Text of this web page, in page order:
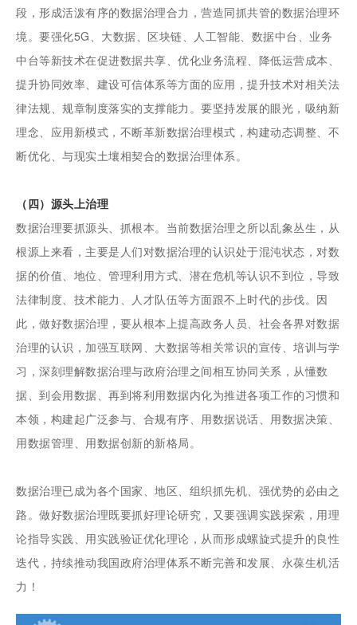
段，形成活泼有序的数据治理合力，营造同抓共管的数据治理环
境。要强化5G、大数据、区块链、人工智能、数据中台、业务
中台等新技术在促进数据共享、优化业务流程、降低运营成本、
提升协同效率、建设可信体系等方面的应用，提升技术对相关法
律法规、规章制度落实的支撑能力。要坚持发展的眼光，吸纳新
理念、应用新模式，不断革新数据治理模式，构建动态调整、不
断优化、与现实土壤相契合的数据治理体系。
（四）源头上治理
数据治理要抓源头、抓根本。当前数据治理之所以乱象丛生，从
根源上来看，主要是人们对数据治理的认识处于混沌状态，对数
据的价值、地位、管理利用方式、潜在危机等认识不到位，导致
法律制度、技术能力、人才队伍等方面跟不上时代的步伐。因
此，做好数据治理，要从根本上提高政务人员、社会各界对数据
治理的认识，加强互联网、大数据等相关常识的宣传、培训与学
习，深刻理解数据治理与政府治理之间相互协同关系，从懂数
据、到会用数据、再到将利用数据内化为推进各项工作的习惯和
本领，构建起广泛参与、合规有序、用数据说话、用数据决策、
用数据管理、用数据创新的新格局。
数据治理已成为各个国家、地区、组织抓先机、强优势的必由之
路。做好数据治理既要抓好理论研究，又要强调实践探索，用理
论指导实践、用实践验证优化理论，从而形成螺旋式提升的良性
迭代，持续推动我国政府治理体系不断完善和发展、永葆生机活
力！